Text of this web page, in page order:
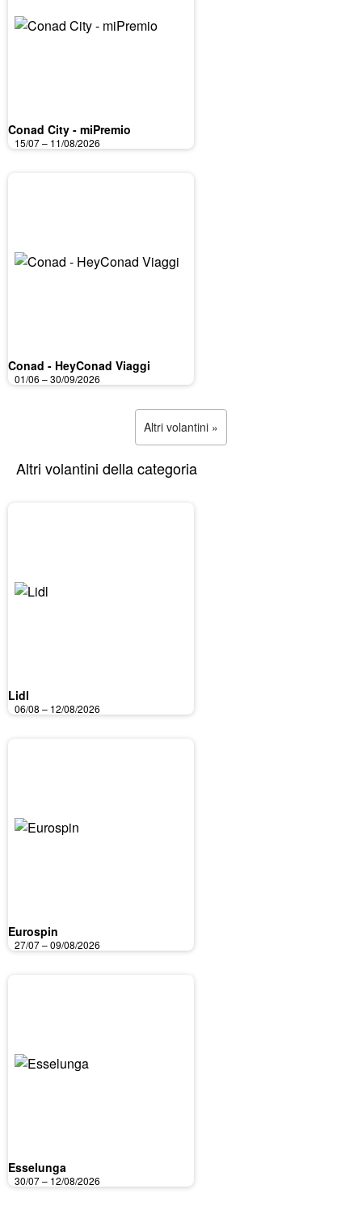
Conad City - miPremio
15/07 – 11/08/2026
Conad - HeyConad Viaggi
01/06 – 30/09/2026
Altri volantini »
Altri volantini della categoria
Lidl
06/08 – 12/08/2026
Eurospin
27/07 – 09/08/2026
Esselunga
30/07 – 12/08/2026